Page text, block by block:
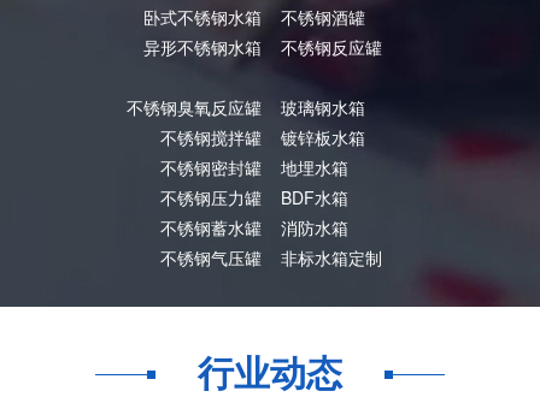
卧式不锈钢水箱
异形不锈钢水箱
不锈钢臭氧反应罐
不锈钢搅拌罐
不锈钢密封罐
不锈钢压力罐
不锈钢蓄水罐
不锈钢气压罐
不锈钢酒罐
不锈钢反应罐
玻璃钢水箱
镀锌板水箱
地埋水箱
BDF水箱
消防水箱
非标水箱定制
行业动态